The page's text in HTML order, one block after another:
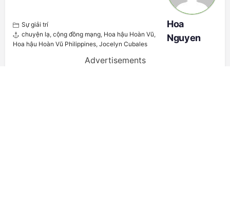
Sự giải trí
chuyện lạ, cộng đồng mạng, Hoa hậu Hoàn Vũ,
Hoa hậu Hoàn Vũ Philippines, Jocelyn Cubales
Hoa
Nguyen
Advertisements